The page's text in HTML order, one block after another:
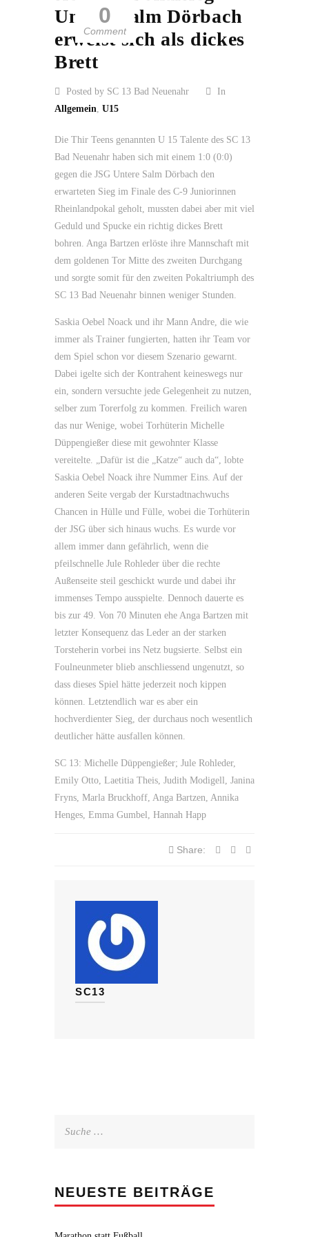
0
Comment
Untere Salm Dörbach
erweist sich als dickes
Brett
Posted by SC 13 Bad Neuenahr
In
Allgemein, U15
Die Thir Teens genannten U 15 Talente des SC 13
Bad Neuenahr haben sich mit einem 1:0 (0:0)
gegen die JSG Untere Salm Dörbach den
erwarteten Sieg im Finale des C-9 Juniorinnen
Rheinlandpokal geholt, mussten dabei aber mit viel
Geduld und Spucke ein richtig dickes Brett
bohren. Anga Bartzen erlöste ihre Mannschaft mit
dem goldenen Tor Mitte des zweiten Durchgang
und sorgte somit für den zweiten Pokaltriumph des
SC 13 Bad Neuenahr binnen weniger Stunden.
Saskia Oebel Noack und ihr Mann Andre, die wie
immer als Trainer fungierten, hatten ihr Team vor
dem Spiel schon vor diesem Szenario gewarnt.
Dabei igelte sich der Kontrahent keineswegs nur
ein, sondern versuchte jede Gelegenheit zu nutzen,
selber zum Torerfolg zu kommen. Freilich waren
das nur Wenige, wobei Torhüterin Michelle
Düppengießer diese mit gewohnter Klasse
vereitelte. „Dafür ist die „Katze“ auch da“, lobte
Saskia Oebel Noack ihre Nummer Eins. Auf der
anderen Seite vergab der Kurstadtnachwuchs
Chancen in Hülle und Fülle, wobei die Torhüterin
der JSG über sich hinaus wuchs. Es wurde vor
allem immer dann gefährlich, wenn die
pfeilschnelle Jule Rohleder über die rechte
Außenseite steil geschickt wurde und dabei ihr
immenses Tempo ausspielte. Dennoch dauerte es
bis zur 49. Von 70 Minuten ehe Anga Bartzen mit
letzter Konsequenz das Leder an der starken
Torsteherin vorbei ins Netz bugsierte. Selbst ein
Foulneunmeter blieb anschliessend ungenutzt, so
dass dieses Spiel hätte jederzeit noch kippen
können. Letztendlich war es aber ein
hochverdienter Sieg, der durchaus noch wesentlich
deutlicher hätte ausfallen können.
SC 13: Michelle Düppengießer; Jule Rohleder,
Emily Otto, Laetitia Theis, Judith Modigell, Janina
Fryns, Marla Bruckhoff, Anga Bartzen, Annika
Henges, Emma Gumbel, Hannah Happ
Share:
SC13
NEUESTE BEITRÄGE